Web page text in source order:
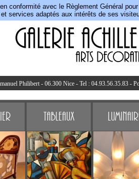
conformité avec le Règlement Général
services adaptés aux intérêts de ses
Philibert - 06.300 Nice - Tel : 04.93.56.35.83 -
Tableaux